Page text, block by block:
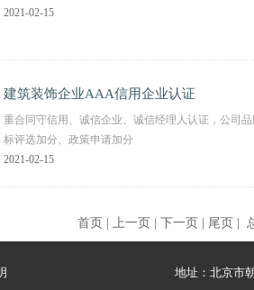
2021-02-15
建筑装饰企业AAA信用企业认证
重合同守信用、诚信企业、诚信经理人认证，公司
标评选加分、政策申请加分
2021-02-15
首页 | 上一页 | 下一页 | 尾页 |
地址：北京市